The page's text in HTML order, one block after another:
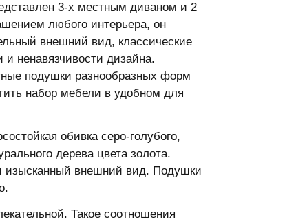
3-х местным диваном и 2
любого интерьера, он
внешний вид, классические
ненавязчивости дизайна.
подушки разнообразных форм
набор мебели в удобном для
обивка серо-голубого,
дерева цвета золота.
изысканный внешний вид. Подушки
Такое соотношения